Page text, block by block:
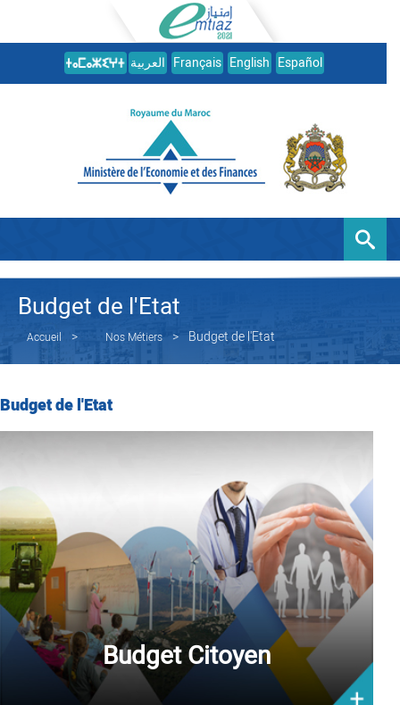
العربية Français English Español
Budget de l'Etat
Accueil Nos Métiers Budget de l'Etat
Budget de l'Etat
Budget Citoyen